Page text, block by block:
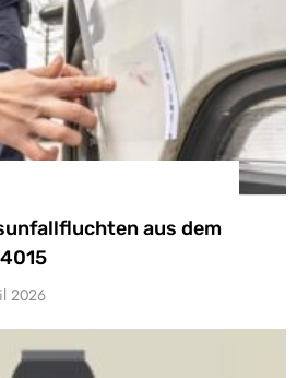
aus dem
2026